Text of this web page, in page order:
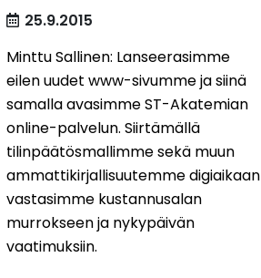
25.9.2015
Minttu Sallinen: Lanseerasimme
eilen uudet www-sivumme ja siinä
samalla avasimme ST-Akatemian
online-palvelun. Siirtämällä
tilinpäätösmallimme sekä muun
ammattikirjallisuutemme digiaikaan
vastasimme kustannusalan
murrokseen ja nykypäivän
vaatimuksiin.